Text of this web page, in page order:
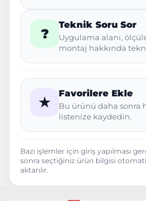
?
Teknik Soru Sor
Uygulama alanı,
montaj hakkında
★
Favorilere Ekle
Bu ürünü daha sonra
listenize kaydedin.
Bazı işlemler için giriş yapılması
sonra seçtiğiniz ürün bilgisi
aktarılır.